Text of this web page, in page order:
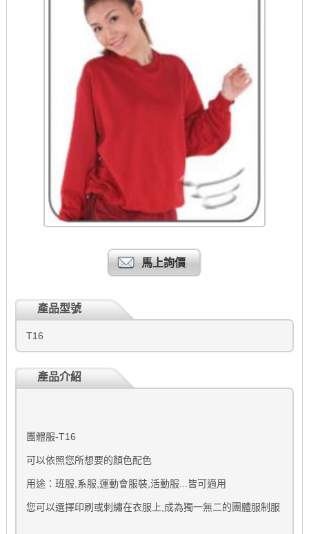
馬上詢價
產品型號
T16
產品介紹
團體服-T16
可以依照您所想要的顏色配色
用途：班服,系服,運動會服裝,活動服...皆可適用
您可以選擇印刷或刺繡在衣服上,成為獨一無二的團體服制服